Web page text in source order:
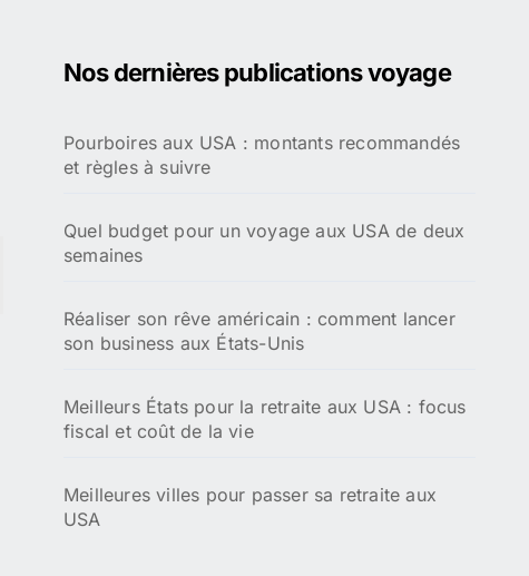
Nos dernières publications voyage
Pourboires aux USA : montants recommandés
et règles à suivre
Quel budget pour un voyage aux USA de deux
semaines
Réaliser son rêve américain : comment lancer
son business aux États-Unis
Meilleurs États pour la retraite aux USA : focus
fiscal et coût de la vie
Meilleures villes pour passer sa retraite aux
USA